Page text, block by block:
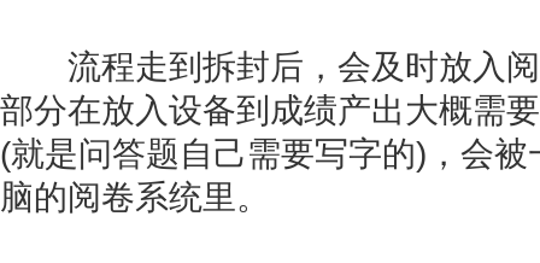
流程走到拆封后，会及时放入阅
部分在放入设备到成绩产出大概需
(就是问答题自己需要写字的)，会
脑的阅卷系统里。